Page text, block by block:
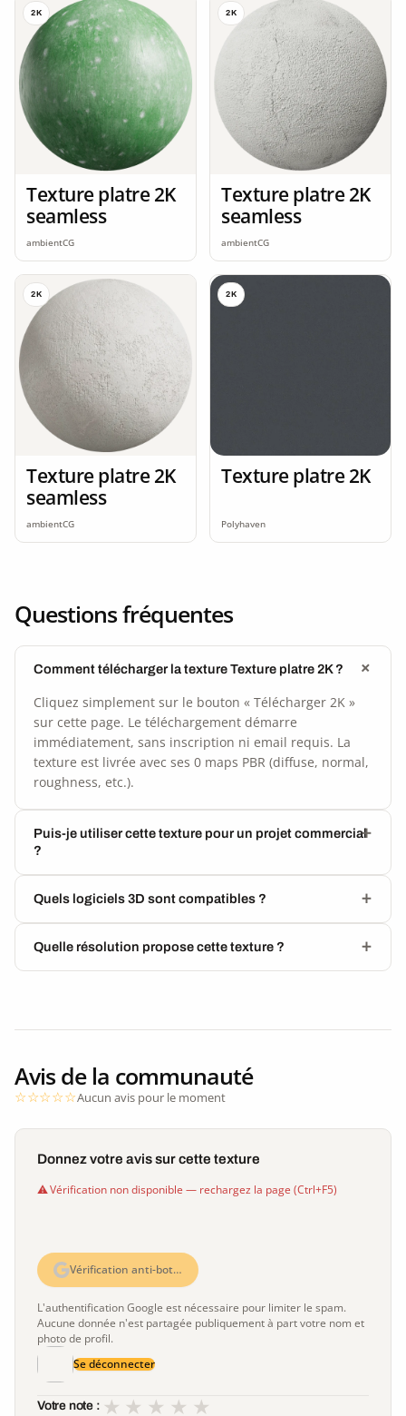
2K
Texture platre 2K
seamless
ambientCG
2K
Texture platre 2K
seamless
ambientCG
2K
Texture platre 2K
seamless
ambientCG
2K
Texture platre 2K
Polyhaven
Questions fréquentes
Comment télécharger la texture Texture platre 2K ?
Cliquez simplement sur le bouton « Télécharger 2K »
sur cette page. Le téléchargement démarre
immédiatement, sans inscription ni email requis. La
texture est livrée avec ses 0 maps PBR (diffuse, normal,
roughness, etc.).
Puis-je utiliser cette texture pour un projet commercial
?
Quels logiciels 3D sont compatibles ?
Quelle résolution propose cette texture ?
Avis de la communauté
Aucun avis pour le moment
Donnez votre avis sur cette texture
Vérification non disponible — rechargez la page (Ctrl+F5)
Vérification anti-bot…
L'authentification Google est nécessaire pour limiter le spam.
Aucune donnée n'est partagée publiquement à part votre nom et
photo de profil.
Se déconnecter
Votre note : ★
★
★
★
★